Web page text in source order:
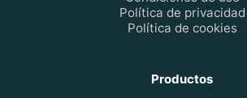
Política de privacidad
Política de cookies
Productos